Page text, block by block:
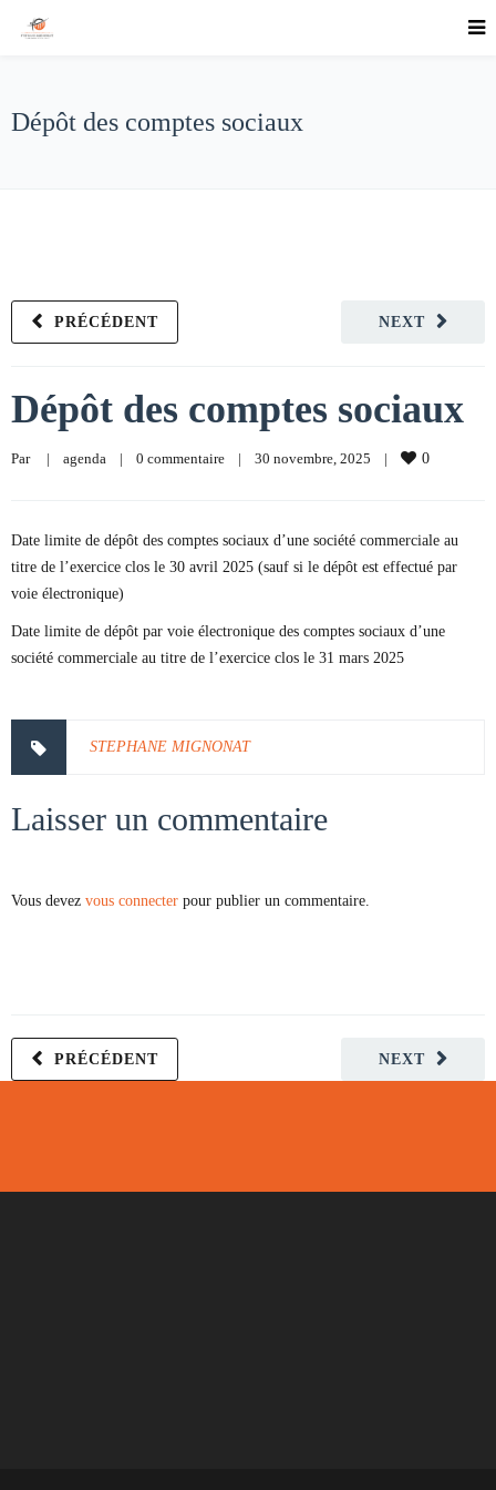
Dépôt des comptes sociaux
NEXT
PRÉCÉDENT
Dépôt des comptes sociaux
Par | agenda | 0 commentaire | 30 novembre, 2025 | 0
Date limite de dépôt des comptes sociaux d’une société commerciale au
titre de l’exercice clos le 30 avril 2025 (sauf si le dépôt est effectué par
voie électronique)
Date limite de dépôt par voie électronique des comptes sociaux d’une
société commerciale au titre de l’exercice clos le 31 mars 2025
STEPHANE MIGNONAT
Laisser un commentaire
Vous devez vous connecter pour publier un commentaire.
NEXT
PRÉCÉDENT